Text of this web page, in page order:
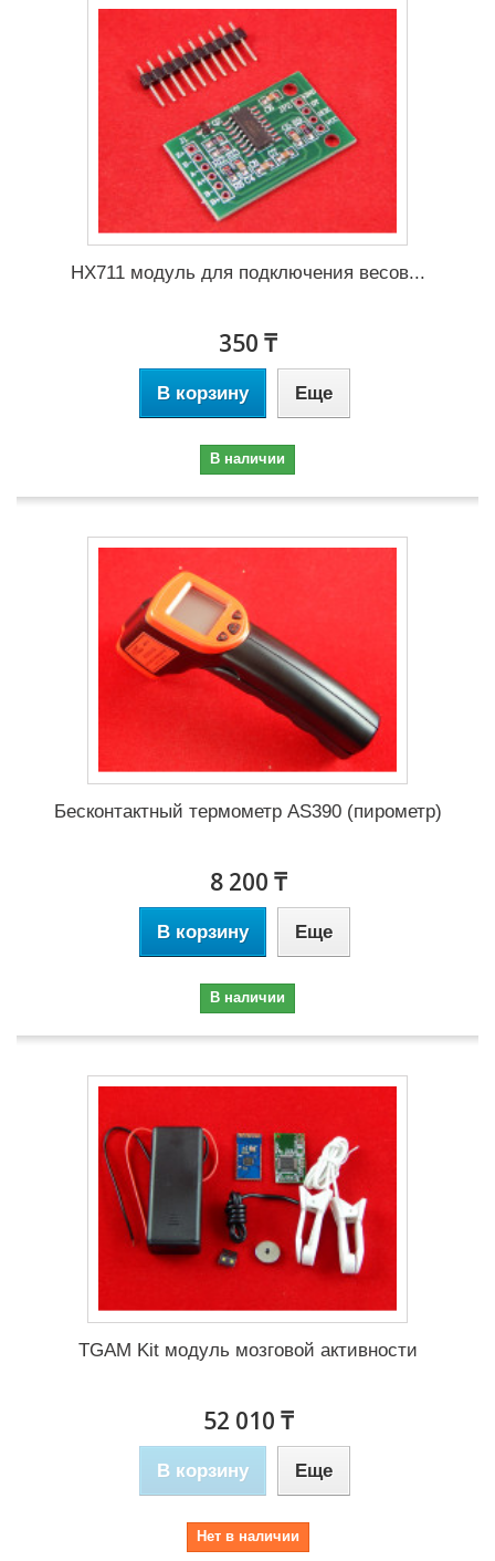
HX711 модуль для подключения весов...
350 ₸
В корзину Еще
В наличии
Бесконтактный термометр AS390 (пирометр)
8 200 ₸
В корзину Еще
В наличии
TGAM Kit модуль мозговой активности
52 010 ₸
В корзину Еще
Нет в наличии